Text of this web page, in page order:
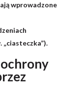
wprowadzone